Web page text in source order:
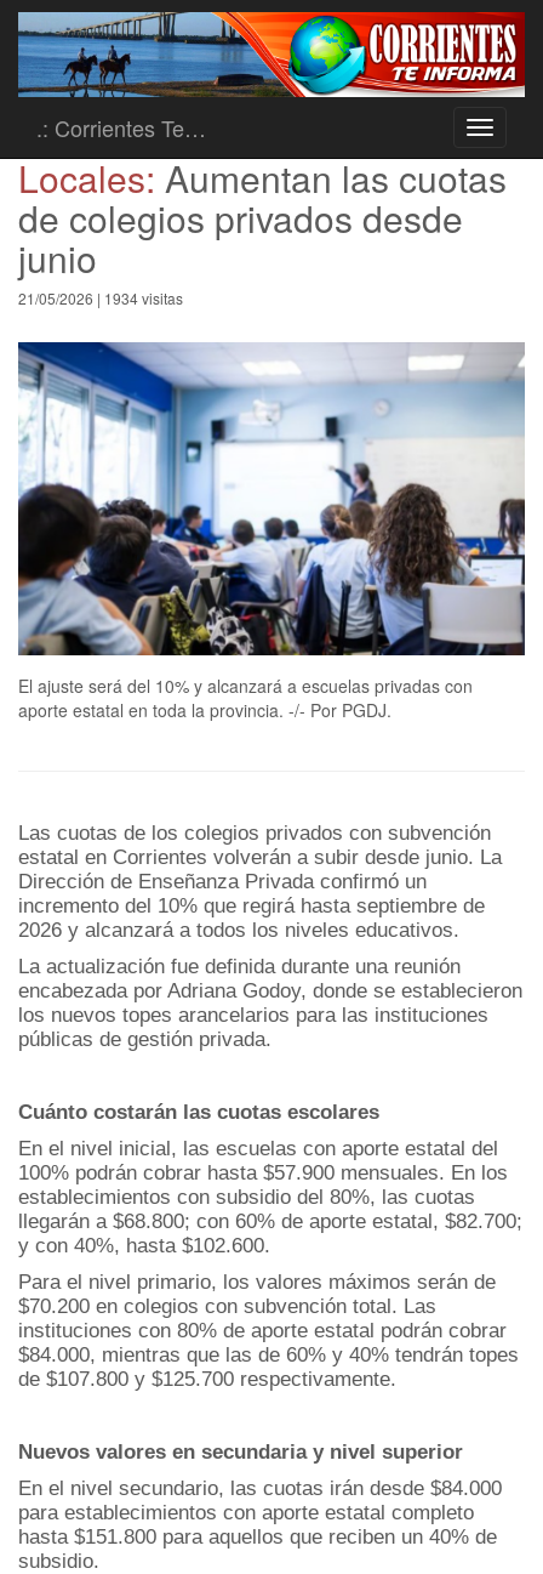
Toggle
.: Corrientes Te…
Locales: Aumentan las cuotas
de colegios privados desde
junio
21/05/2026 | 1934 visitas
El ajuste será del 10% y alcanzará a escuelas privadas con
aporte estatal en toda la provincia. -/- Por PGDJ.
Las cuotas de los colegios privados con subvención
estatal en Corrientes volverán a subir desde junio. La
Dirección de Enseñanza Privada confirmó un
incremento del 10% que regirá hasta septiembre de
2026 y alcanzará a todos los niveles educativos.
La actualización fue definida durante una reunión
encabezada por Adriana Godoy, donde se establecieron
los nuevos topes arancelarios para las instituciones
públicas de gestión privada.
Cuánto costarán las cuotas escolares
En el nivel inicial, las escuelas con aporte estatal del
100% podrán cobrar hasta $57.900 mensuales. En los
establecimientos con subsidio del 80%, las cuotas
llegarán a $68.800; con 60% de aporte estatal, $82.700;
y con 40%, hasta $102.600.
Para el nivel primario, los valores máximos serán de
$70.200 en colegios con subvención total. Las
instituciones con 80% de aporte estatal podrán cobrar
$84.000, mientras que las de 60% y 40% tendrán topes
de $107.800 y $125.700 respectivamente.
Nuevos valores en secundaria y nivel superior
En el nivel secundario, las cuotas irán desde $84.000
para establecimientos con aporte estatal completo
hasta $151.800 para aquellos que reciben un 40% de
subsidio.